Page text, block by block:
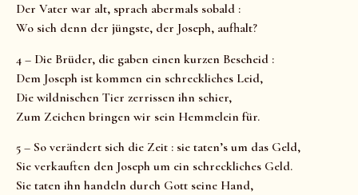
Der Vater war alt, sprach abermals sobald :
Wo sich denn der jüngste, der Joseph, aufhalt?
4 – Die Brüder, die gaben einen kurzen Bescheid :
Dem Joseph ist kommen ein schreckliches Leid,
Die wildnischen Tier zerrissen ihn schier,
Zum Zeichen bringen wir sein Hemmelein für.
5 – So verändert sich die Zeit : sie taten’s um das Geld,
Sie verkauften den Joseph um ein schreckliches Geld.
Sie taten ihn handeln durch Gott seine Hand,